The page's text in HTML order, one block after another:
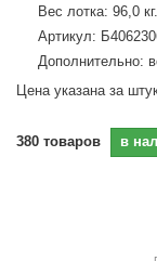
Вес лотка: 96,0 кг.
Артикул:
Дополнительно:
Цена указана за
380 товаров в